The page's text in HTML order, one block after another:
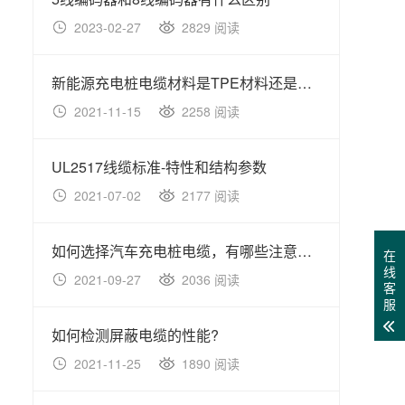
2023-02-27 2829 阅读
新能源充电桩电缆材料是TPE材料还是PVC材料比较好?
2021-11-15 2258 阅读
UL2517线缆标准-特性和结构参数
2021-07-02 2177 阅读
如何选择汽车充电桩电缆，有哪些注意事项?
2021-09-27 2036 阅读
如何检测屏蔽电缆的性能?
2021-11-25 1890 阅读
在
线
客
服